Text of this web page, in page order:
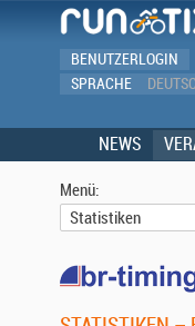
BENUTZERLOGIN
SPRACHE
NEWS
Menü: